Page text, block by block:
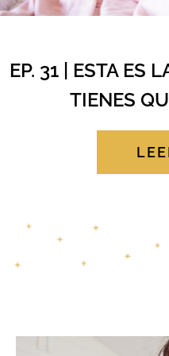
EP. 31 | ESTA ES
TIENES